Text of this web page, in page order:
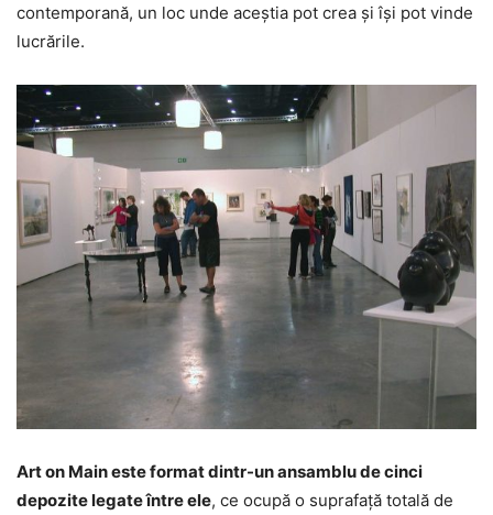
contemporană, un loc unde aceştia pot crea şi îşi pot vinde
lucrările.
Art on Main este format dintr-un ansamblu de cinci
depozite legate între ele, ce ocupă o suprafaţă totală de